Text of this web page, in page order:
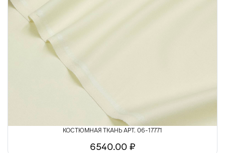
КОСТЮМНАЯ ТКАНЬ АРТ. 06-17771
6540.00 ₽